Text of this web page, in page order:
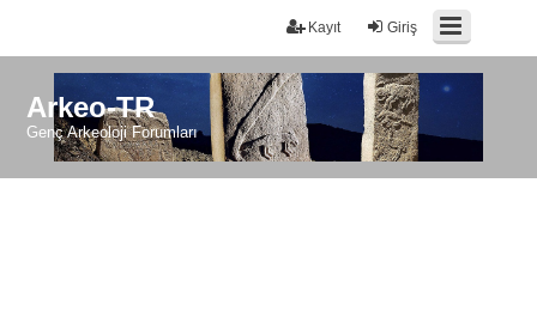
Giriş
Kayıt
Arkeo-TR
Genç Arkeoloji Forumları